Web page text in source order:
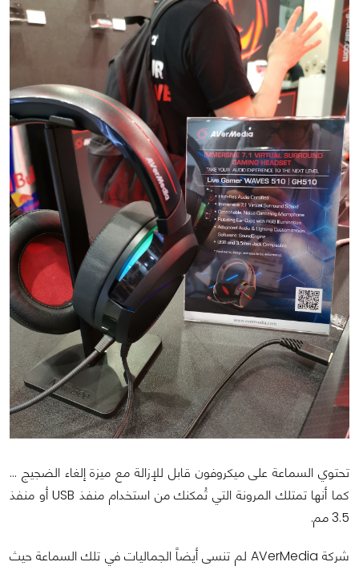
تحتوي السماعة على ميكروفون قابل للإزالة مع ميزة إلغاء الضجيج ...
كما أنها تمتلك المرونة التي تُمكنك من استخدام منفذ USB أو منفذ
3.5 مم.
شركة AVerMedia لم تنسى أيضاً الجماليات في تلك السماعة حيث